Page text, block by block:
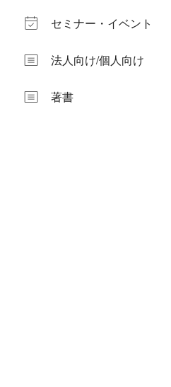
セミナー・イベント
法人向け/個人向け
著書